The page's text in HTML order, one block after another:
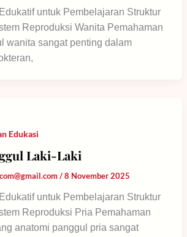
untuk Pembelajaran Struktur
Reproduksi Wanita Pemahaman
wanita sangat penting dalam
Edukasi
Laki-Laki
/8 November 2025
untuk Pembelajaran Struktur
Reproduksi Pria Pemahaman
anatomi panggul pria sangat